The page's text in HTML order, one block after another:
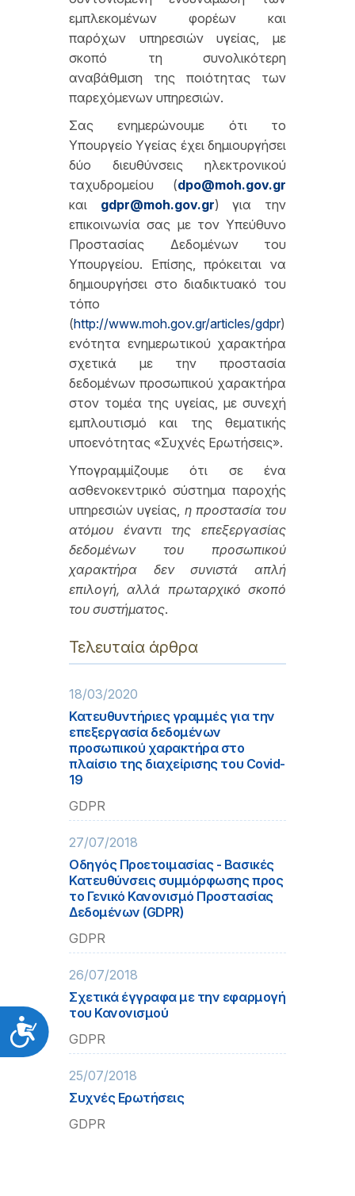
Προσιτότητα
εμπλεκομένων φορέων και
παρόχων υπηρεσιών υγείας, με
σκοπό τη συνολικότερη
αναβάθμιση της ποιότητας των
παρεχόμενων υπηρεσιών.
Σας ενημερώνουμε ότι το
Υπουργείο Υγείας έχει δημιουργήσει
δύο διευθύνσεις ηλεκτρονικού
ταχυδρομείου (dpo@moh.gov.gr
και gdpr@moh.gov.gr) για την
επικοινωνία σας με τον Υπεύθυνο
Προστασίας Δεδομένων του
Υπουργείου. Επίσης, πρόκειται να
δημιουργήσει στο διαδικτυακό του
τόπο
(http://www.moh.gov.gr/articles/gdpr)
ενότητα ενημερωτικού χαρακτήρα
σχετικά με την προστασία
δεδομένων προσωπικού χαρακτήρα
στον τομέα της υγείας, με συνεχή
εμπλουτισμό και της θεματικής
υποενότητας «Συχνές Ερωτήσεις».
Υπογραμμίζουμε ότι σε ένα
ασθενοκεντρικό σύστημα παροχής
υπηρεσιών υγείας, η προστασία του
ατόμου έναντι της επεξεργασίας
δεδομένων του προσωπικού
χαρακτήρα δεν συνιστά απλή
επιλογή, αλλά πρωταρχικό σκοπό
του συστήματος.
Τελευταία άρθρα
18/03/2020
Κατευθυντήριες γραμμές για την
επεξεργασία δεδομένων
προσωπικού χαρακτήρα στο
πλαίσιο της διαχείρισης του Covid-
19
GDPR
27/07/2018
Οδηγός Προετοιμασίας - Βασικές
Κατευθύνσεις συμμόρφωσης προς
το Γενικό Κανονισμό Προστασίας
Δεδομένων (GDPR)
GDPR
26/07/2018
Σχετικά έγγραφα με την εφαρμογή
του Κανονισμού
GDPR
25/07/2018
Συχνές Ερωτήσεις
GDPR